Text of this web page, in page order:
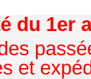
du 1er
et